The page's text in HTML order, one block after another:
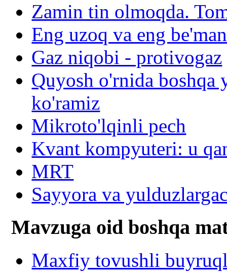
Zamin tin olmoqda.
Eng uzoq va eng
Gaz niqobi - protivogaz
Quyosh o'rnida
ko'ramiz
Mikroto'lqinli pech
Kvant kompyuteri: u
MRT
Sayyora va
Mavzuga oid boshqa
Maxfiy tovushli